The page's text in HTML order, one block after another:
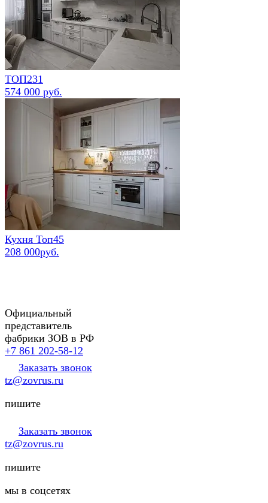
ТОП231
574 000 руб.
Кухня Топ45
208 000руб.
Официальный
представитель
фабрики ЗОВ в РФ
+7 861 202-58-12
Заказать звонок
tz@zovrus.ru
пишите
Заказать звонок
tz@zovrus.ru
пишите
мы в соцсетях